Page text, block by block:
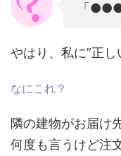
「
やはり、私に”正し
なにこれ？
隣の建物がお届け
何度も言うけど注